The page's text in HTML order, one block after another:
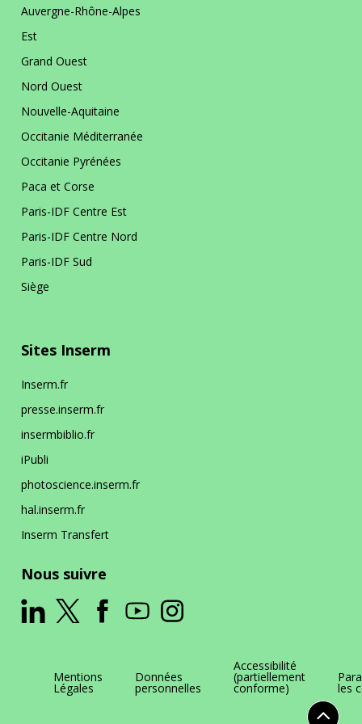
Auvergne-Rhône-Alpes
Est
Grand Ouest
Nord Ouest
Nouvelle-Aquitaine
Occitanie Méditerranée
Occitanie Pyrénées
Paca et Corse
Paris-IDF Centre Est
Paris-IDF Centre Nord
Paris-IDF Sud
Siège
Sites Inserm
Inserm.fr
presse.inserm.fr
insermbiblio.fr
iPubli
photoscience.inserm.fr
hal.inserm.fr
Inserm Transfert
Nous suivre
Mentions
Légales
Données
personnelles
Accessibilité
(partiellement
conforme) les